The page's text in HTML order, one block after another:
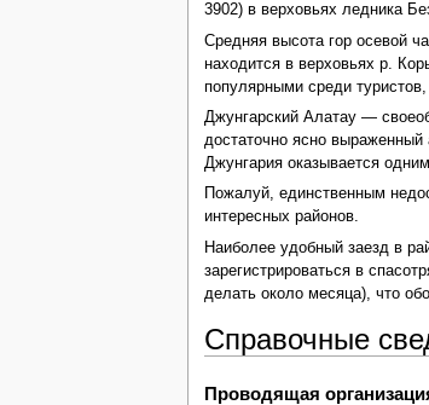
3902) в верховьях ледника
Средняя высота гор осевой
находится в верховьях р.
популярными среди
Джунгарский Алатау —
достаточно ясно выраженный
Джунгария оказывается
Пожалуй, единственным
интересных районов.
Наиболее удобный заезд в
зарегистрироваться в
делать около месяца), что
Справочные
Проводящая